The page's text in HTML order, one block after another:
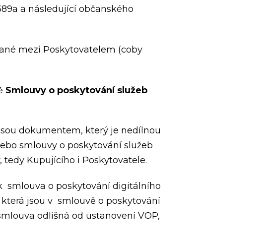
a následující občanského
mezi Poskytovatelem (coby
Smlouvy o poskytování služeb
dokumentem, který je nedílnou
smlouvy o poskytování služeb
Kupujícího i Poskytovatele.
smlouva o poskytování digitálního
jsou v smlouvě o poskytování
odlišná od ustanovení VOP,